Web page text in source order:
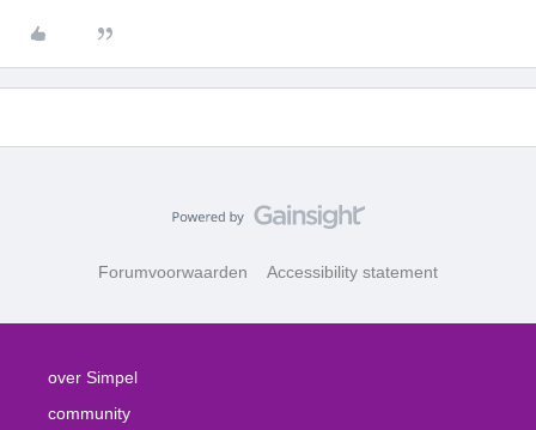
Forumvoorwaarden Accessibility statement
over Simpel
community